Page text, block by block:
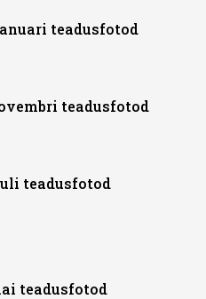
teadusfotod
teadusfotod
teadusfotod
teadusfotod